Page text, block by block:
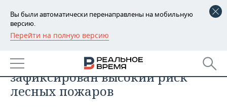
Вы были автоматически перенаправлены на мобильную
версию.
Перейти на полную версию
РЕГИОНЫ
БАШКОРТОСТАН
ТАТАРСТАН
НОВОСТИ
АНАЛИТИКА
В 41 регионе России
зафиксирован высокий риск
лесных пожаров